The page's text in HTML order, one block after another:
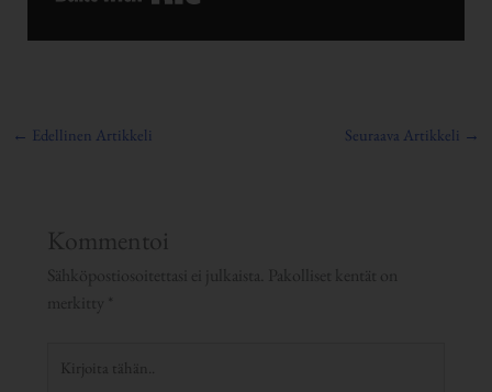
← Edellinen Artikkeli Seuraava Artikkeli →
Kommentoi
Sähköpostiosoitettasi ei julkaista. Pakolliset kentät on
merkitty *